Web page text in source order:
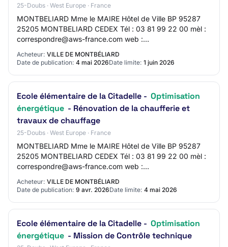
25-Doubs · West Europe · France
MONTBELIARD Mme le MAIRE Hôtel de Ville BP 95287
25205 MONTBELIARD CEDEX Tél : 03 81 99 22 00 mèl :
correspondre@aws-france.com web :
https://www.montbeliard.fr SIRET 21250388200012
Groupement de com…
Acheteur: VILLE DE MONTBÉLIARD
Date de publication: 4 mai 2026Date limite: 1 juin 2026
Ecole élémentaire de la Citadelle - Optimisation
énergétique - Rénovation de la chaufferie et
travaux de chauffage
25-Doubs · West Europe · France
MONTBELIARD Mme le MAIRE Hôtel de Ville BP 95287
25205 MONTBELIARD CEDEX Tél : 03 81 99 22 00 mèl :
correspondre@aws-france.com web :
https://www.montbeliard.fr SIRET 21250388200012
Groupement de com…
Acheteur: VILLE DE MONTBÉLIARD
Date de publication: 9 avr. 2026Date limite: 4 mai 2026
Ecole élémentaire de la Citadelle - Optimisation
énergétique - Mission de Contrôle technique